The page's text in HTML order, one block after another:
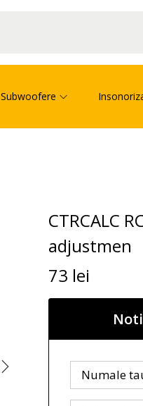
Subwoofere
CTRCALC
adjustmen
73 lei